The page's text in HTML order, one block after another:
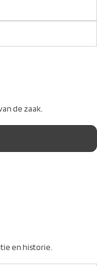
de zaak.
en historie.